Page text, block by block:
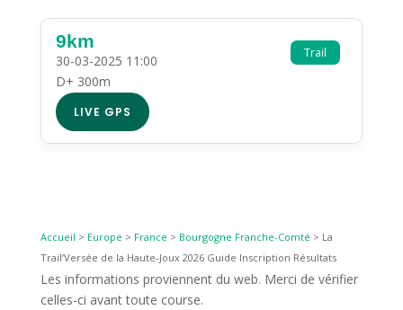
Trail
9km
30-03-2025 11:00
D+ 300m
LIVE GPS
Accueil > Europe > France > Bourgogne Franche-Comté > La
Trail’Versée de la Haute-Joux 2026 Guide Inscription Résultats
Les informations proviennent du web. Merci de vérifier
celles-ci avant toute course.